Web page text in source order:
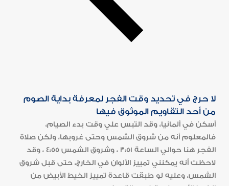
لا حرج في تحديد وقت الفجر لمعرفة بداية الصوم
من أحد التقاويم الموثوق فيها
أسكن في ألمانيا، وقد التبس علي وقت بدء الصيام،
فالمعلوم أنه من شروق الشمس وحتى غروبها، ولكن صلاة
الفجر هنا حوالي الساعة 3:51 ، وشروق الشمس 4:55 ، وقد
لاحظت أنه يمكنني تمييز الألوان في الخارج، حتى قبل شروق
الشمس، وعليه لو طبقت قاعدة تمييز الخيط الأبيض من